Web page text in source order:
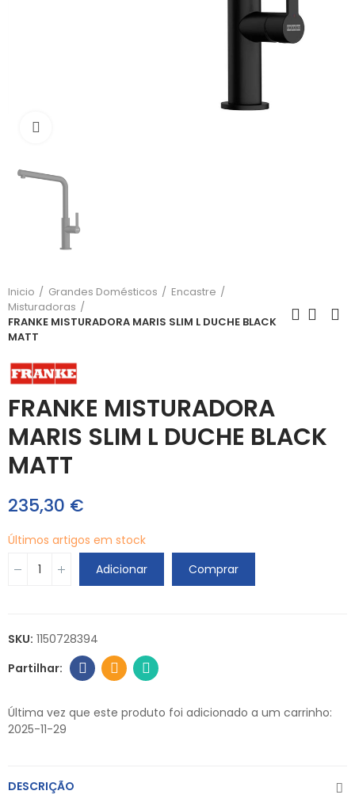
Inicio Grandes Domésticos
Encastre
Misturadoras
FRANKE MISTURADORA MARIS SLIM L DUCHE BLACK
MATT
FRANKE MISTURADORA
MARIS SLIM L DUCHE BLACK
MATT
235,30 €
Últimos artigos em stock
Adicionar
Comprar
SKU: 1150728394
Última vez que este produto foi adicionado a um carrinho:
2025-11-29
DESCRIÇÃO